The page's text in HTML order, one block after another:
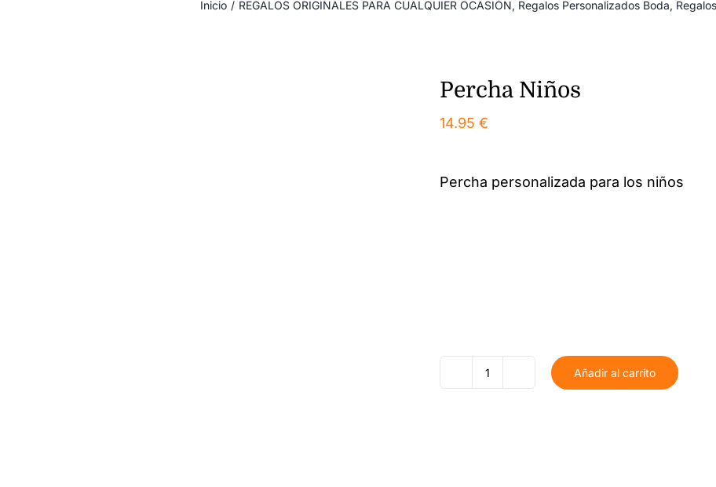
Inicio / REGALOS ORIGINALES PARA CUALQUIER OCASIÓN, Regalos Personalizados Boda,
Percha Niños
14.95 €
Percha personalizada para los niños
Añadir al carrito